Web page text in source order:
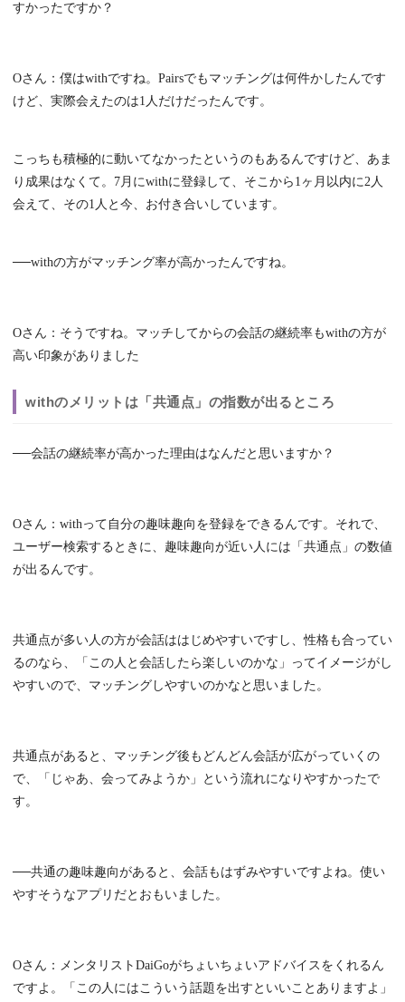
すかったですか？
Oさん：僕はwithですね。Pairsでもマッチングは何件かしたんです
けど、実際会えたのは1人だけだったんです。
こっちも積極的に動いてなかったというのもあるんですけど、あま
り成果はなくて。7月にwithに登録して、そこから1ヶ月以内に2人
会えて、その1人と今、お付き合いしています。
──withの方がマッチング率が高かったんですね。
Oさん：そうですね。マッチしてからの会話の継続率もwithの方が
高い印象がありました
withのメリットは「共通点」の指数が出るところ
──会話の継続率が高かった理由はなんだと思いますか？
Oさん：withって自分の趣味趣向を登録をできるんです。それで、
ユーザー検索するときに、趣味趣向が近い人には「共通点」の数値
が出るんです。
共通点が多い人の方が会話ははじめやすいですし、性格も合ってい
るのなら、「この人と会話したら楽しいのかな」ってイメージがし
やすいので、マッチングしやすいのかなと思いました。
共通点があると、マッチング後もどんどん会話が広がっていくの
で、「じゃあ、会ってみようか」という流れになりやすかったで
す。
──共通の趣味趣向があると、会話もはずみやすいですよね。使い
やすそうなアプリだとおもいました。
Oさん：メンタリストDaiGoがちょいちょいアドバイスをくれるん
ですよ。「この人にはこういう話題を出すといいことありますよ」